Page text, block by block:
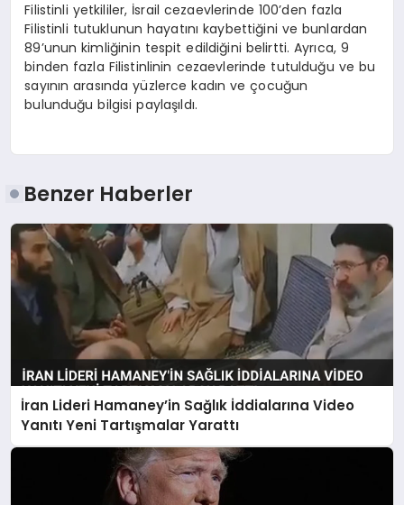
Filistinli yetkililer, İsrail cezaevlerinde 100’den fazla
Filistinli tutuklunun hayatını kaybettiğini ve bunlardan
89’unun kimliğinin tespit edildiğini belirtti. Ayrıca, 9
binden fazla Filistinlinin cezaevlerinde tutulduğu ve bu
sayının arasında yüzlerce kadın ve çocuğun
bulunduğu bilgisi paylaşıldı.
Benzer Haberler
İran Lideri Hamaney’in Sağlık İddialarına Video
Yanıtı Yeni Tartışmalar Yarattı